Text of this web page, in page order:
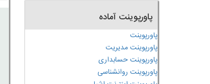
پاورپوینت آماده
پاورپوینت
پاورپوینت مدیریت
پاورپوینت حسابداری
پاورپوینت روانشناسی